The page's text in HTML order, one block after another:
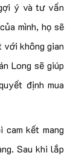
ý và tư vấn
mình, họ sẽ
với không gian
Long sẽ giúp
định mua
kết mang
Sau khi lắp